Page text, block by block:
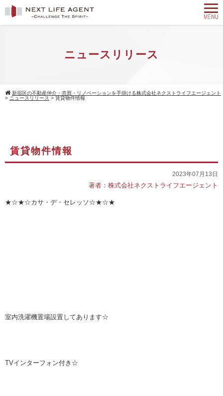
ニュースリリース
新宿区の不動産仲介・売買・リノベーションを手掛ける株式会社ネクストライフエージェント
> ニュースリリース > 賃貸物件情報
賃貸物件情報
2023年07月13日
著者：株式会社ネクストライフエージェント
★☆★☆カサ・デ・セレッソ☆★☆★
室内洗濯機置場設置してあります☆
TVインターフォン付き☆